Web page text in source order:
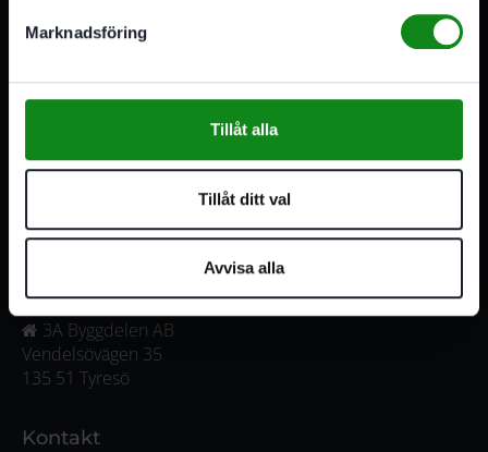
Marknadsföring
Tillåt alla
Tillåt ditt val
Avvisa alla
serviceverkstad i Stockholm samt en e-handel för hela
Sverige. Av oss får du professionell service av
Våra öppettider
Fredag:
07:00-16:00
07:00-15:00
3A Byggdelen AB
Vendelsövägen 35
135 51 Tyresö
Kontakt